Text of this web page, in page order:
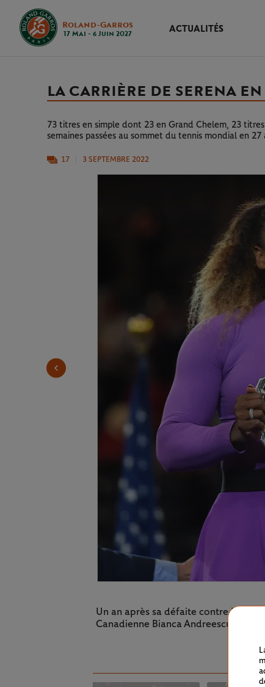
Roland-Garros
17 Mai - 6 Juin 2027
ACTUALITÉS
LA CARRIÈRE DE SERENA
73 titres en simple dont 23 en Grand Chelem, 23
semaines passées au sommet du tennis mondial en
17 3 SEPTEMBRE 2022
Un an après sa défaite contre
Canadienne Bianca Andreescu.